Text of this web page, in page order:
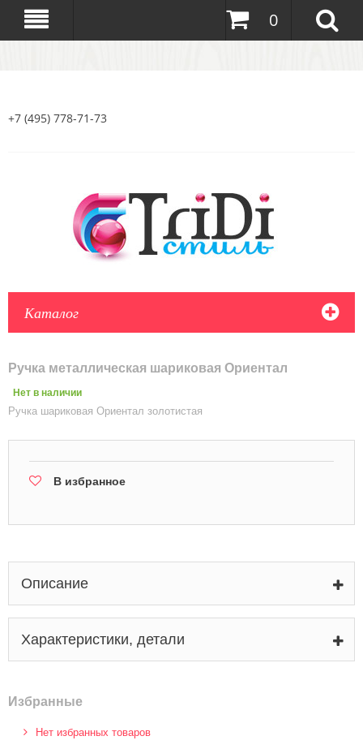
0
+7 (495) 778-71-73
Каталог
Ручка металлическая шариковая Ориентал
Нет в наличии
Ручка шариковая Ориентал золотистая
В избранное
Описание
Характеристики, детали
Избранные
Нет избранных товаров